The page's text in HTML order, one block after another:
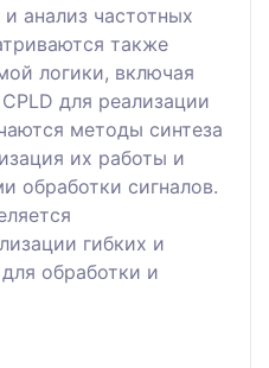
анализ частотных
также
логики, включая
для реализации
методы синтеза
их работы и
обработки сигналов.
гибких и
обработки и